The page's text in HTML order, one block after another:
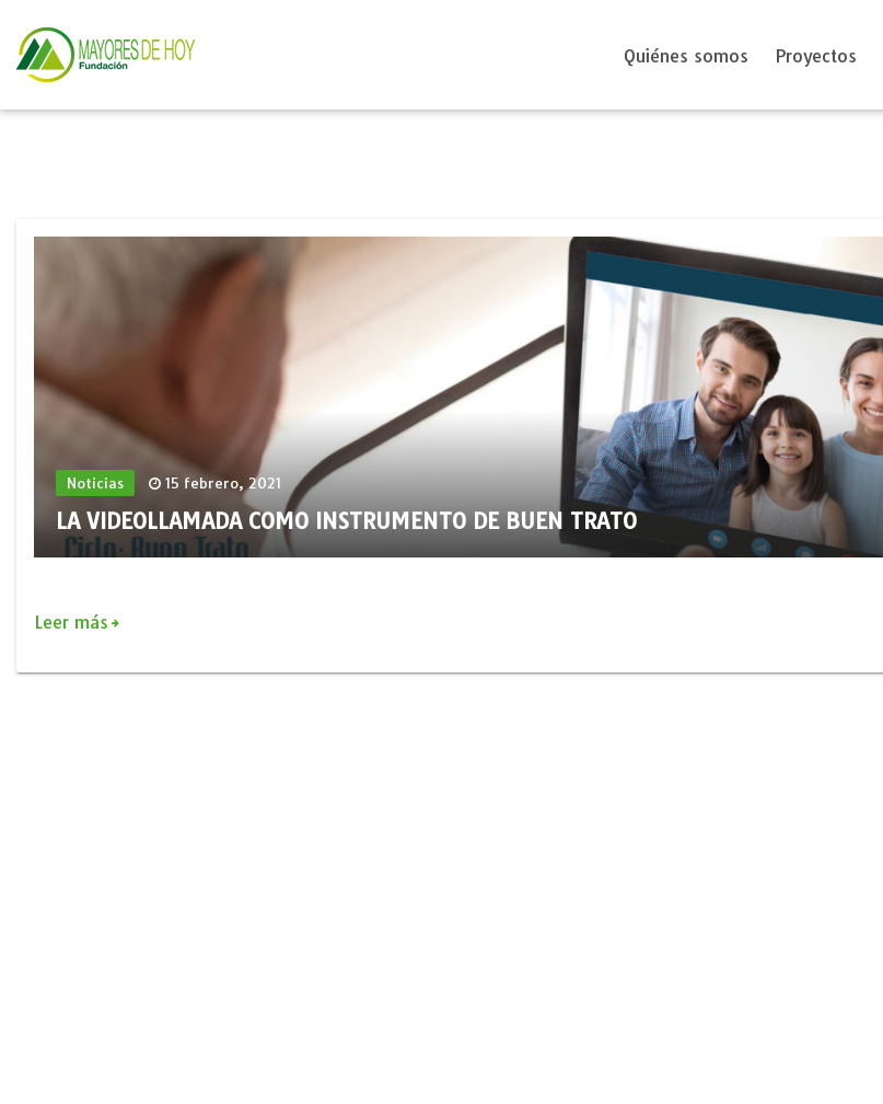
Quiénes somos Proyectos
Noticias 15 febrero, 2021
LA VIDEOLLAMADA COMO INSTRUMENTO DE BUEN TRATO
Leer más